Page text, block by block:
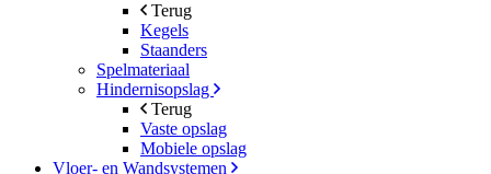
Terug
Kegels
Staanders
Spelmateriaal
Hindernisopslag
Terug
Vaste opslag
Mobiele opslag
Vloer- en Wandsystemen